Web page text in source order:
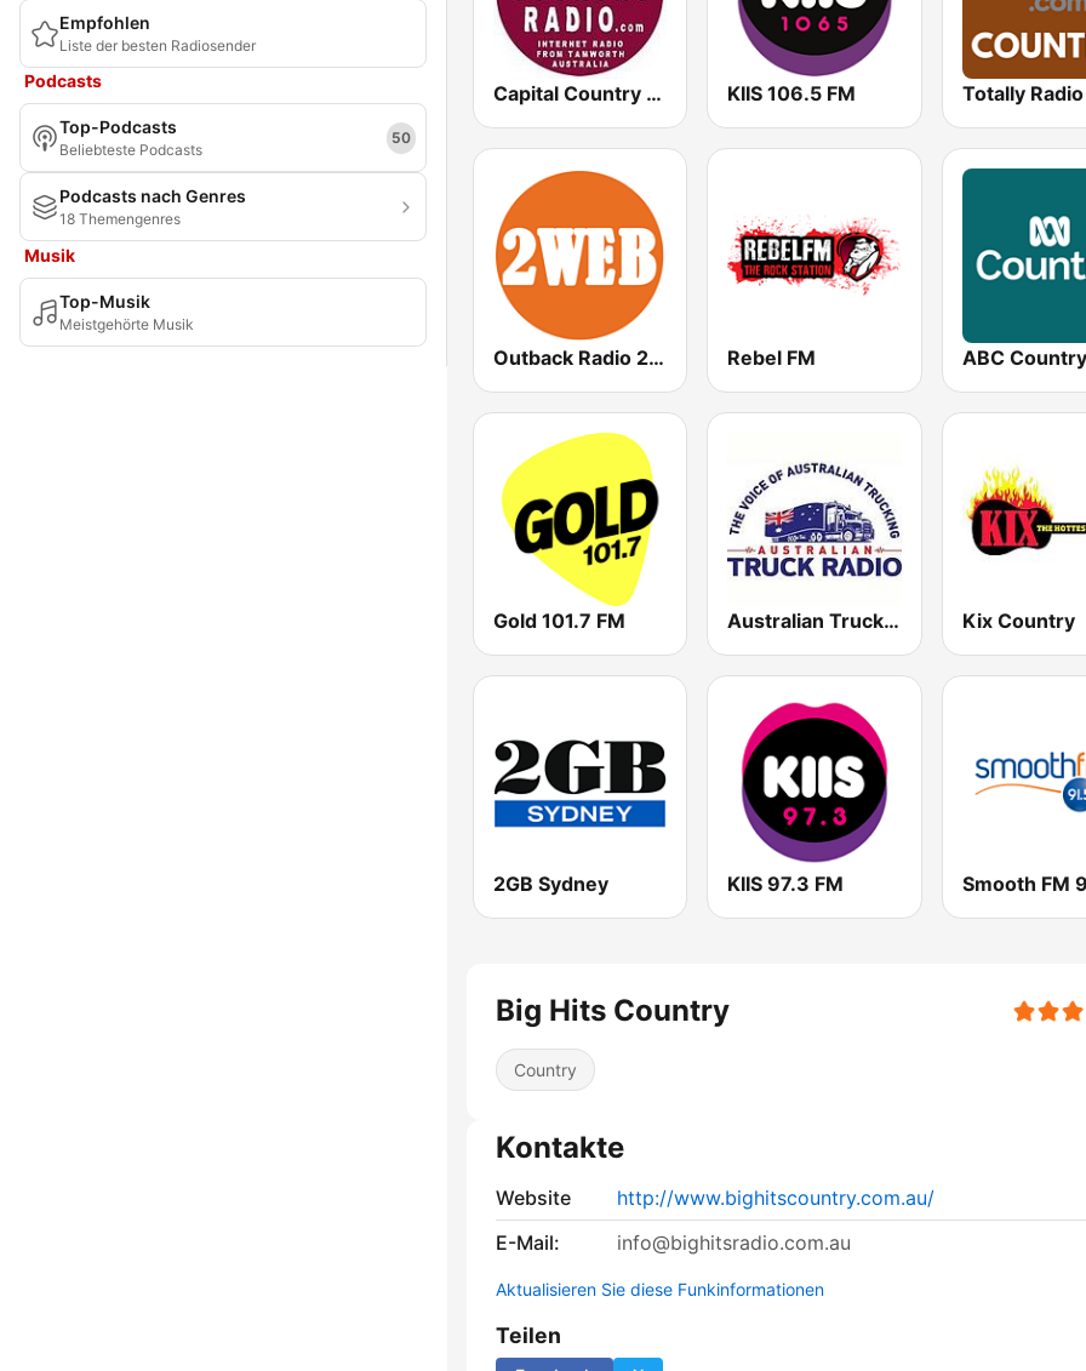
Empfohlen
Liste der besten Radiosender
Podcasts
Top-Podcasts
Beliebteste Podcasts
50
Podcasts nach Genres
18 Themengenres
Musik
Top-Musik
Meistgehörte Musik
Capital Country Radio KIIS 106.5 FM
Outback Radio 2WEB Rebel FM ABC Country
Gold 101.7 FM Australian Truck Radio Kix Country
2GB Sydney KIIS 97.3 FM
Big Hits Country
Country
Kontakte
Website
http://www.bighitscountry.com.au/
E-Mail:
info@bighitsradio.com.au
Aktualisieren Sie diese Funkinformationen
Teilen